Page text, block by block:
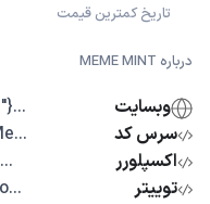
تاریخ کمترین قیمت
درباره MEME MINT
وبسایت
...{"https://www.mememintcoin.com
سرس کد
...https://github.com/MemeMint/Me
اکسپلورر
...https://bscscan.com/token/0xab
توییتر
...https://twitter.com/MemeMintCo